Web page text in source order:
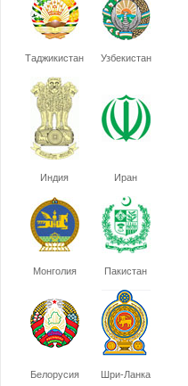
Таджикистан Узбекистан
Индия Иран
Монголия Пакистан
Белорусия Шри-Ланка